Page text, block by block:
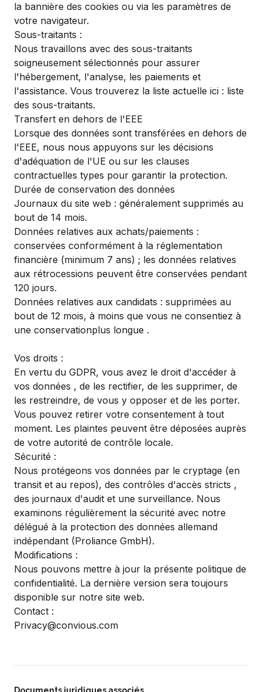
la bannière des cookies ou via les paramètres de
votre navigateur.
Sous-traitants :
Nous travaillons avec des sous-traitants
soigneusement sélectionnés pour assurer
l'hébergement, l'analyse, les paiements et
l'assistance. Vous trouverez la liste actuelle ici : liste
des sous-traitants.
Transfert en dehors de l'EEE
Lorsque des données sont transférées en dehors de
l'EEE, nous nous appuyons sur les décisions
d'adéquation de l'UE ou sur les clauses
contractuelles types pour garantir la protection.
Durée de conservation des données
Journaux du site web : généralement supprimés au
bout de 14 mois.
Données relatives aux achats/paiements :
conservées conformément à la réglementation
financière (minimum 7 ans) ; les données relatives
aux rétrocessions peuvent être conservées pendant
120 jours.
Données relatives aux candidats : supprimées au
bout de 12 mois, à moins que vous ne consentiez à
une conservationplus longue .
Vos droits :
En vertu du GDPR, vous avez le droit d'accéder à
vos données , de les rectifier, de les supprimer, de
les restreindre, de vous y opposer et de les porter.
Vous pouvez retirer votre consentement à tout
moment. Les plaintes peuvent être déposées auprès
de votre autorité de contrôle locale.
Sécurité :
Nous protégeons vos données par le cryptage (en
transit et au repos), des contrôles d'accès stricts ,
des journaux d'audit et une surveillance. Nous
examinons régulièrement la sécurité avec notre
délégué à la protection des données allemand
indépendant (Proliance GmbH).
Modifications :
Nous pouvons mettre à jour la présente politique de
confidentialité. La dernière version sera toujours
disponible sur notre site web.
Contact :
Privacy@convious.com